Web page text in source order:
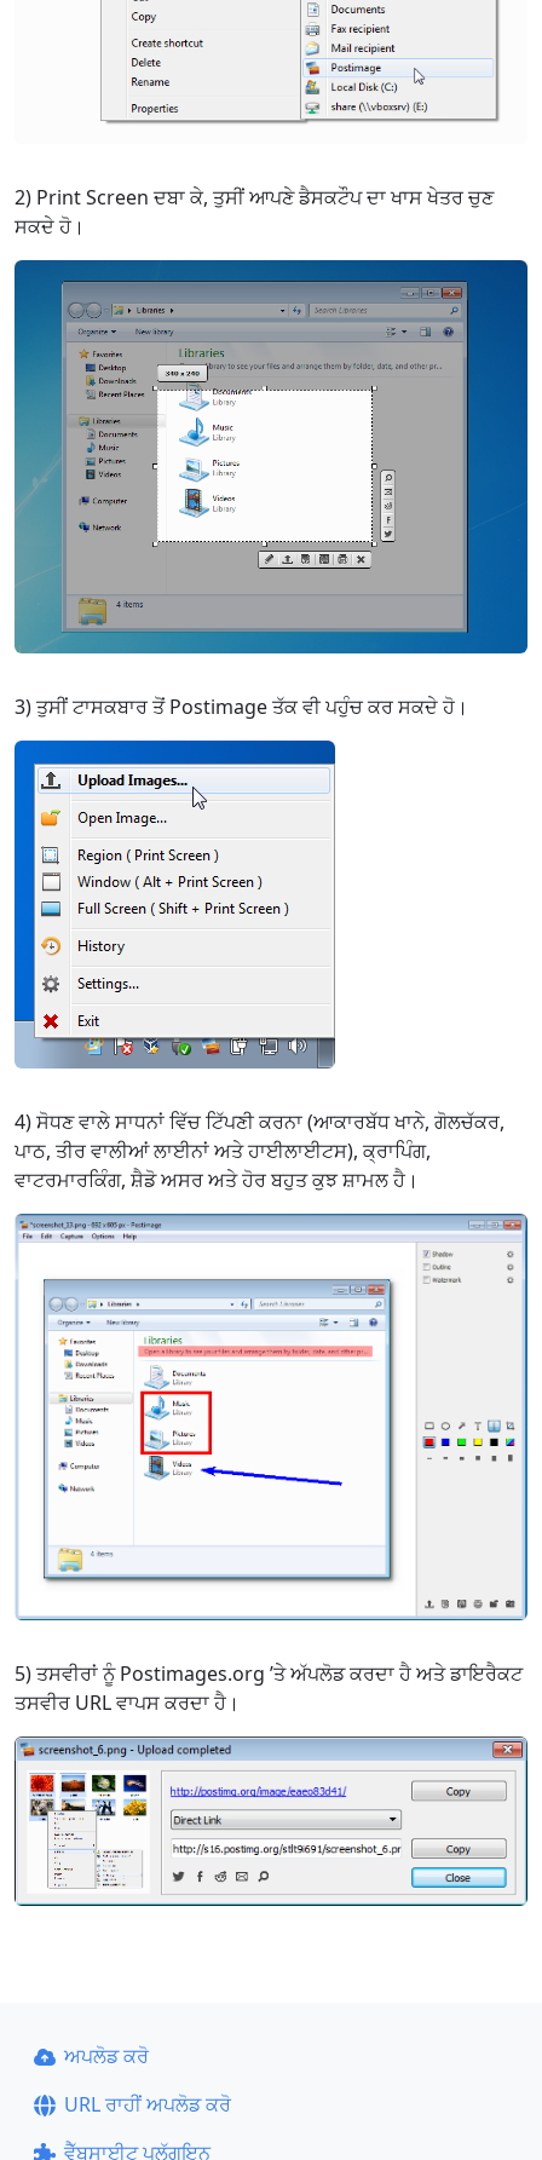
2) Print Screen ਦਬਾ ਕੇ, ਤੁਸੀਂ ਆਪਣੇ ਡੈਸਕਟੌਪ ਦਾ ਖਾਸ ਖੇਤਰ ਚੁਣ
ਸਕਦੇ ਹੋ।
3) ਤੁਸੀਂ ਟਾਸਕਬਾਰ ਤੋਂ Postimage ਤੱਕ ਵੀ ਪਹੁੰਚ ਕਰ ਸਕਦੇ ਹੋ।
4) ਸੋਧਣ ਵਾਲੇ ਸਾਧਨਾਂ ਵਿੱਚ ਟਿੱਪਣੀ ਕਰਨਾ (ਆਕਾਰਬੱਧ ਖਾਨੇ, ਗੋਲਚੱਕਰ,
ਪਾਠ, ਤੀਰ ਵਾਲੀਆਂ ਲਾਈਨਾਂ ਅਤੇ ਹਾਈਲਾਈਟਸ), ਕ੍ਰਾਪਿੰਗ,
ਵਾਟਰਮਾਰਕਿੰਗ, ਸ਼ੈਡੋ ਅਸਰ ਅਤੇ ਹੋਰ ਬਹੁਤ ਕੁਝ ਸ਼ਾਮਲ ਹੈ।
5) ਤਸਵੀਰਾਂ ਨੂੰ Postimages.org ’ਤੇ ਅੱਪਲੋਡ ਕਰਦਾ ਹੈ ਅਤੇ ਡਾਇਰੈਕਟ
ਤਸਵੀਰ URL ਵਾਪਸ ਕਰਦਾ ਹੈ।
ਅਪਲੋਡ ਕਰੋ
URL ਰਾਹੀਂ ਅਪਲੋਡ ਕਰੋ
ਵੈੱਬਸਾਈਟ ਪਲੱਗਇਨ